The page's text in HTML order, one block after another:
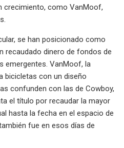
crecimiento, como VanMoof,
se han posicionado como
recaudado dinero de fondos de
emergentes. VanMoof, la
bicicletas con un diseño
confunden con las de Cowboy,
el título por recaudar la mayor
hasta la fecha en el espacio de
fue en esos días de